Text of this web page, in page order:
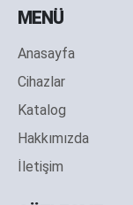
MENÜ
Anasayfa
Cihazlar
Katalog
Hakkımızda
İletişim